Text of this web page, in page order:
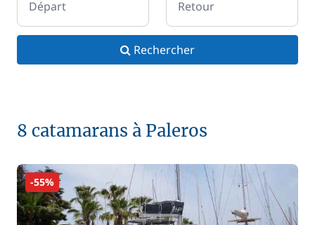
Départ Retour
Rechercher
8 catamarans à Paleros
-55%